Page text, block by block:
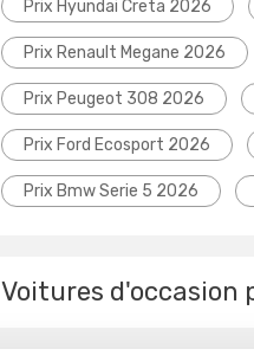
Prix Hyundai Creta 2026
Prix Renault Megane 2026
Prix Peugeot 308 2026
Prix Ford Ecosport 2026
Prix Bmw Serie 5 2026
Voitures d'occasion